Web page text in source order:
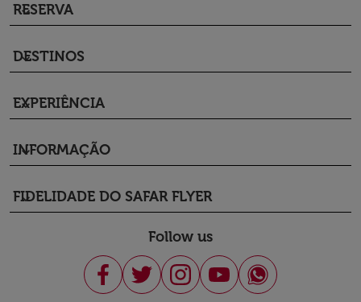
RESERVA
keyboard_arrow_down
DESTINOS
keyboard_arrow_down
EXPERIÊNCIA
keyboard_arrow_down
INFORMAÇÃO
keyboard_arrow_down
FIDELIDADE DO SAFAR FLYER
keyboard_arrow_down
Follow us